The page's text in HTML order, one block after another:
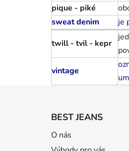
pique - piké
sweat denim
je
twill - tvil - kepr
vintage
BEST JEANS
O nás